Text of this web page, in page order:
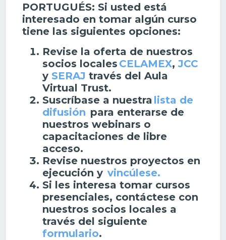
PORTUGUÉS: Si usted está
interesado en tomar algún curso
tiene las siguientes opciones:
Revise la oferta de nuestros
socios locales CELAMEX, JCC
y SERAJ través del Aula
Virtual Trust.
Suscríbase a nuestra lista de
difusión para enterarse de
nuestros webinars o
capacitaciones de libre
acceso.
Revise nuestros proyectos en
ejecución y vincúlese.
Si les interesa tomar cursos
presenciales, contáctese con
nuestros socios locales a
través del siguiente
formulario.